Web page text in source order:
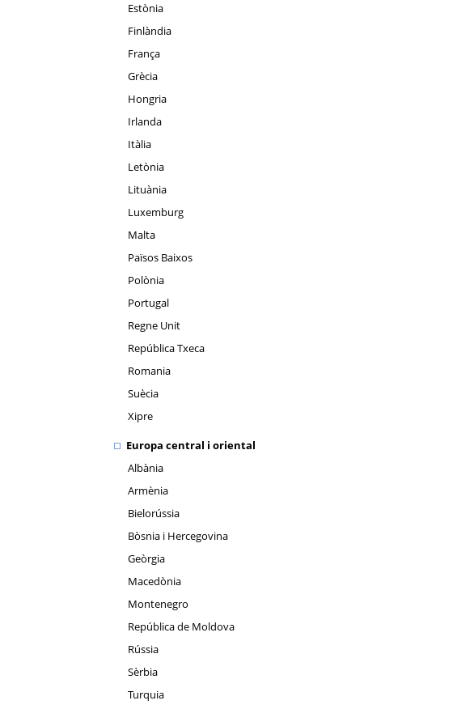
Estònia
Finlàndia
França
Grècia
Hongria
Irlanda
Itàlia
Letònia
Lituània
Luxemburg
Malta
Països Baixos
Polònia
Portugal
Regne Unit
República Txeca
Romania
Suècia
Xipre
Europa central i oriental
Albània
Armènia
Bielorússia
Bòsnia i Hercegovina
Geòrgia
Macedònia
Montenegro
República de Moldova
Rússia
Sèrbia
Turquia